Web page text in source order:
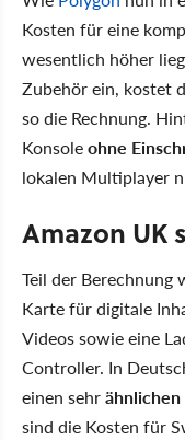
Kosten für eine
wesentlich höher
Zubehör ein, kostet
so die Rechnung.
Konsoleohne
lokalen Multiplayer
Amazon UK
Teil der Berechnung
Karte für digitale
Videos sowie eine
Controller. In
einen sehr
sind die Kosten für